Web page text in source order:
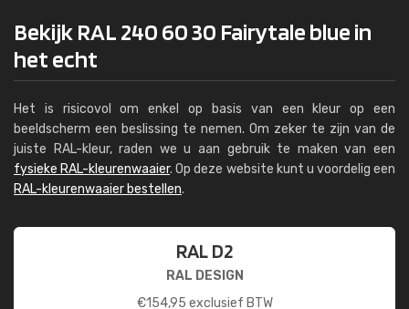
Bekijk RAL 240 60 30 Fairytale blue in
het echt
Het is risicovol om enkel op basis van een kleur op een
beeldscherm een beslissing te nemen. Om zeker te zijn van de
juiste RAL-kleur, raden we u aan gebruik te maken van een
fysieke RAL-kleurenwaaier. Op deze website kunt u voordelig een
RAL-kleurenwaaier bestellen.
RAL D2
RAL DESIGN
€154,95 exclusief BTW